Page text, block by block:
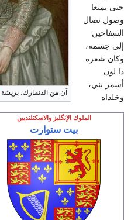
آن من الدنمارك، بريشة
الملوك الإنگليز والاسكتلنديين
بيت ستوارت
حتى يمنعا
وصول نصال
السفاحين
إلى جسمه،
وكان شعره
ذا لون
أسمر بني،
وخلداه